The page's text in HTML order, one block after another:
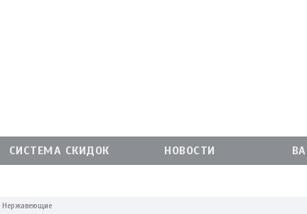
СИСТЕМА СКИДОК НОВОСТИ
Нержавеющие